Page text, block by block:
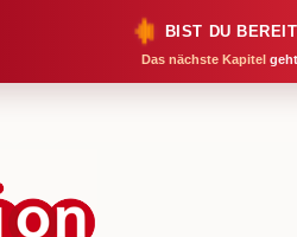
BIST DU
Das nächste Kapitel